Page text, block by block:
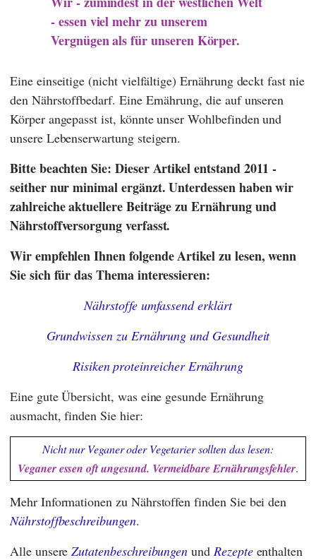
- essen viel mehr zu unserem
Vergnügen als für unseren Körper.
Eine einseitige (nicht vielfältige) Ernährung deckt fast nie
den Nährstoffbedarf. Eine Ernährung, die auf unseren
Körper angepasst ist, könnte unser Wohlbefinden und
unsere Lebenserwartung steigern.
Bitte beachten Sie: Dieser Artikel entstand 2011 -
seither nur minimal ergänzt. Unterdessen haben wir
zahlreiche aktuellere Beiträge zu Ernährung und
Nährstoffversorgung verfasst.
Wir empfehlen Ihnen folgende Artikel zu lesen, wenn
Sie sich für das Thema interessieren:
Nährstoffe umfassend erklärt
Grundwissen zu Ernährung und Gesundheit
Risiken proteinreicher Ernährung
Eine gute Übersicht, was eine gesunde Ernährung
ausmacht, finden Sie hier:
Nicht nur Veganer oder Vegetarier sollten das lesen:
Veganer essen oft ungesund. Vermeidbare Ernährungsfehler.
Mehr Informationen zu Nährstoffen finden Sie bei den
Nährstoffbeschreibungen.
Alle unsereZutatenbeschreibungen und Rezepteenthalten